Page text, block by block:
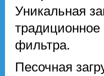
Уникальная
традиционное
фильтра.
Песочная